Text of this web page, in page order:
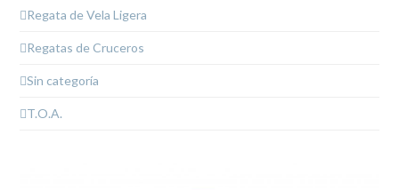
Regata de Vela Ligera
Regatas de Cruceros
Sin categoría
T.O.A.